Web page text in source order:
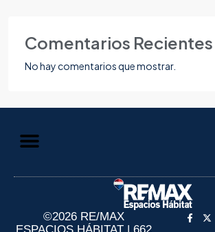
Comentarios Recientes
No hay comentarios que mostrar.
©2026 RE/MAX